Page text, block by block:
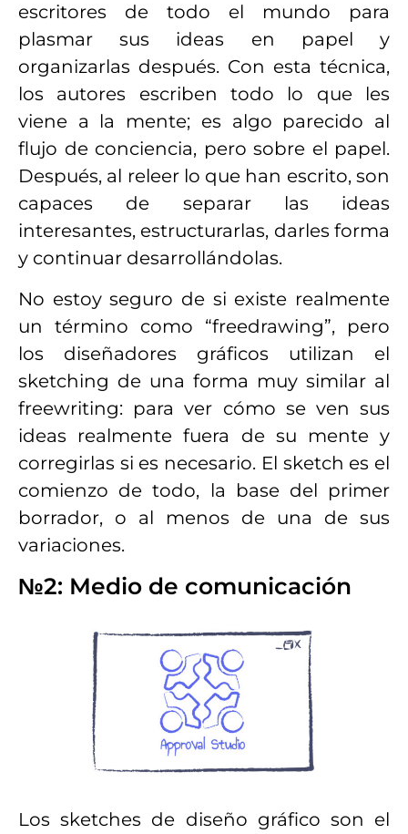
escritores de todo el mundo para
plasmar sus ideas en papel y
organizarlas después. Con esta técnica,
los autores escriben todo lo que les
viene a la mente; es algo parecido al
flujo de conciencia, pero sobre el papel.
Después, al releer lo que han escrito, son
capaces de separar las ideas
interesantes, estructurarlas, darles forma
y continuar desarrollándolas.
No estoy seguro de si existe realmente
un término como “freedrawing”, pero
los diseñadores gráficos utilizan el
sketching de una forma muy similar al
freewriting: para ver cómo se ven sus
ideas realmente fuera de su mente y
corregirlas si es necesario. El sketch es el
comienzo de todo, la base del primer
borrador, o al menos de una de sus
variaciones.
№2: Medio de comunicación
Los sketches de diseño gráfico son el